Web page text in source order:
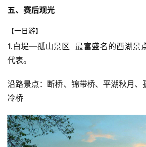
五、赛后观光
【一日游】
1.白堤—孤山景区  最富盛名的西湖景
代表。
沿路景点：断桥、锦带桥、平湖秋月、
冷桥